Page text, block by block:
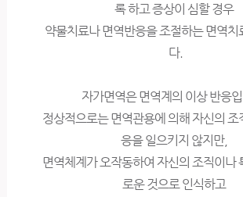
록 하고 증상이 심할 경우
약물치료나 면역반응을 조절하는 면역치
다.
자가면역은 면역계의 이상 반응
정상적으로는 면역관용에 의해 자신의 조
응을 일으키지 않지만,
면역체계가 오작동하여 자신의 조직이나
로운 것으로 인식하고